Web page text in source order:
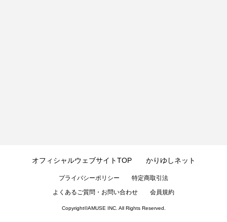
オフィシャルウェブサイトTOP かりゆしネット
プライバシーポリシー
特定商取引法
よくあるご質問・お問い合わせ
会員規約
Copyright©AMUSE INC. All Rights Reserved.